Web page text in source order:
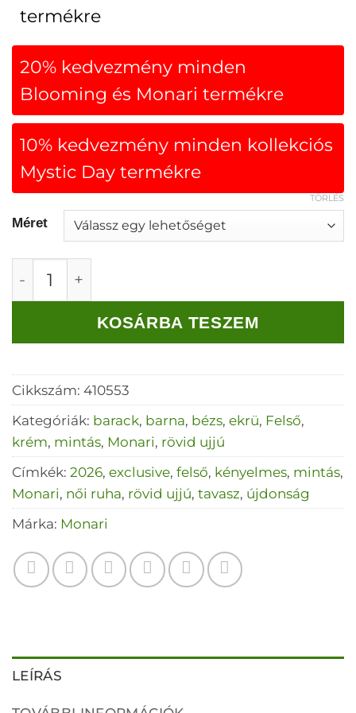
termékre
20% kedvezmény minden
Blooming és Monari termékre
10% kedvezmény minden kollekciós
Mystic Day termékre
Méret
TÖRLÉS
Monari Városi mintás póló mennyiség
KOSÁRBA TESZEM
Cikkszám: 410553
Kategóriák: barack, barna, bézs, ekrü, Felső,
krém, mintás, Monari, rövid ujjú
Címkék: 2026, exclusive, felső, kényelmes, mintás,
Monari, női ruha, rövid ujjú, tavasz, újdonság
Márka: Monari
LEÍRÁS